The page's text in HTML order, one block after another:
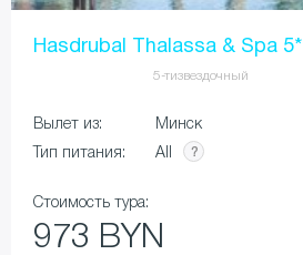
Hasdrubal Thalassa & Spa 5*
5-тизвездочный
Вылет из:
Минск
Тип питания:
All
Стоимость тура:
973 BYN